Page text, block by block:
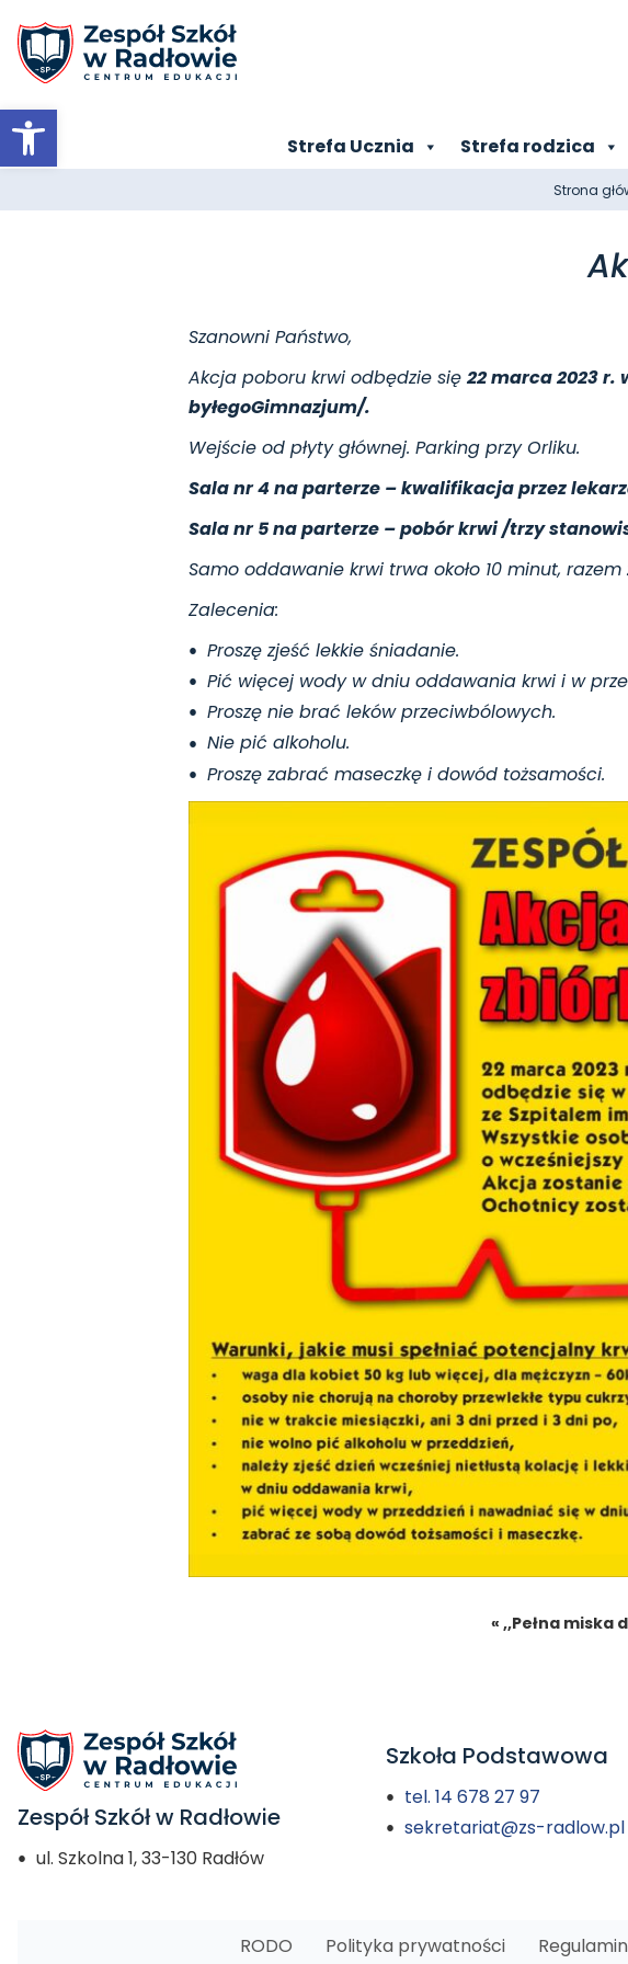
Otwórz pasek narzędzi
Strefa Ucznia Strefa rodzica
Strona
Szanowni Państwo,
Akcja poboru krwi odbędzie się 22 marca 2023 r.
byłegoGimnazjum/.
Wejście od płyty głównej. Parking przy Orliku.
Sala nr 4 na parterze – kwalifikacja przez
Sala nr 5 na parterze – pobór krwi /trzy
Samo oddawanie krwi trwa około 10 minut,
Zalecenia:
Proszę zjeść lekkie śniadanie.
Pić więcej wody w dniu oddawania krwi i w
Proszę nie brać leków przeciwbólowych.
Nie pić alkoholu.
Proszę zabrać maseczkę i dowód tożsamości.
« ,,Pełna miska
Zespół Szkół w Radłowie
ul. Szkolna 1, 33-130 Radłów
Szkoła Podstawowa
tel. 14 678 27 97
sekretariat@zs-radlow.pl
RODO Polityka prywatności